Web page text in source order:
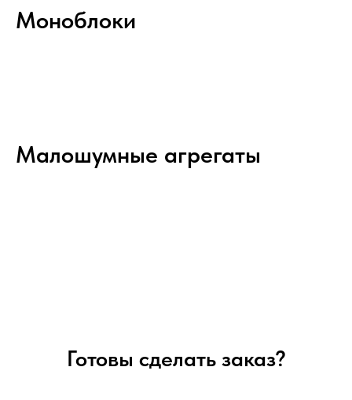
Моноблоки
Малошумные агрегаты
Готовы сделать заказ?